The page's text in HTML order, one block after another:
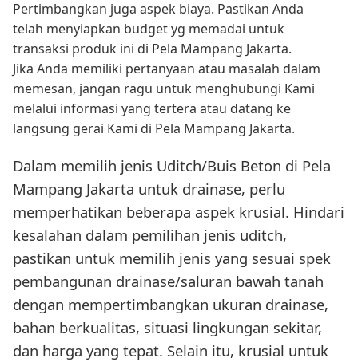
Pertimbangkan juga aspek biaya. Pastikan Anda
telah menyiapkan budget yg memadai untuk
transaksi produk ini di Pela Mampang Jakarta.
Jika Anda memiliki pertanyaan atau masalah dalam
memesan, jangan ragu untuk menghubungi Kami
melalui informasi yang tertera atau datang ke
langsung gerai Kami di Pela Mampang Jakarta.
Dalam memilih jenis Uditch/Buis Beton di Pela
Mampang Jakarta untuk drainase, perlu
memperhatikan beberapa aspek krusial. Hindari
kesalahan dalam pemilihan jenis uditch,
pastikan untuk memilih jenis yang sesuai spek
pembangunan drainase/saluran bawah tanah
dengan mempertimbangkan ukuran drainase,
bahan berkualitas, situasi lingkungan sekitar,
dan harga yang tepat. Selain itu, krusial untuk